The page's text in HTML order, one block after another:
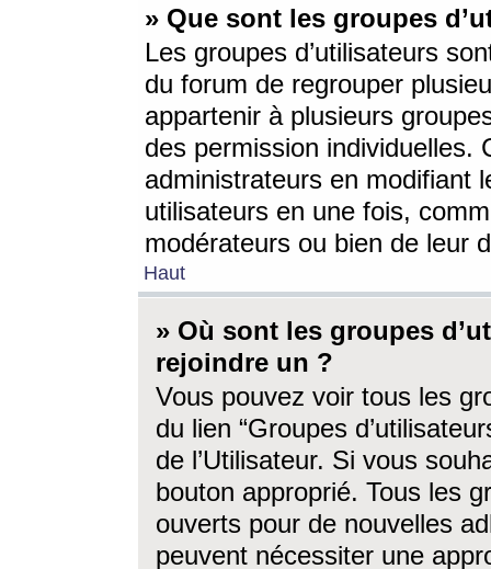
» Que sont les groupes
Les groupes d’utilisateurs
du forum de regrouper
appartenir à plusieurs
des permission individuelles.
administrateurs en modifiant
utilisateurs en une fois,
modérateurs ou bien de leur
Haut
» Où sont les groupes
rejoindre un ?
Vous pouvez voir tous les
du lien “Groupes
de l’Utilisateur. Si vous
bouton approprié. Tous les
ouverts pour de nouvelles
peuvent nécessiter une